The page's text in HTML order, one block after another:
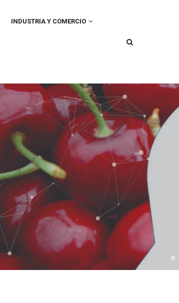
INDUSTRIA Y COMERCIO